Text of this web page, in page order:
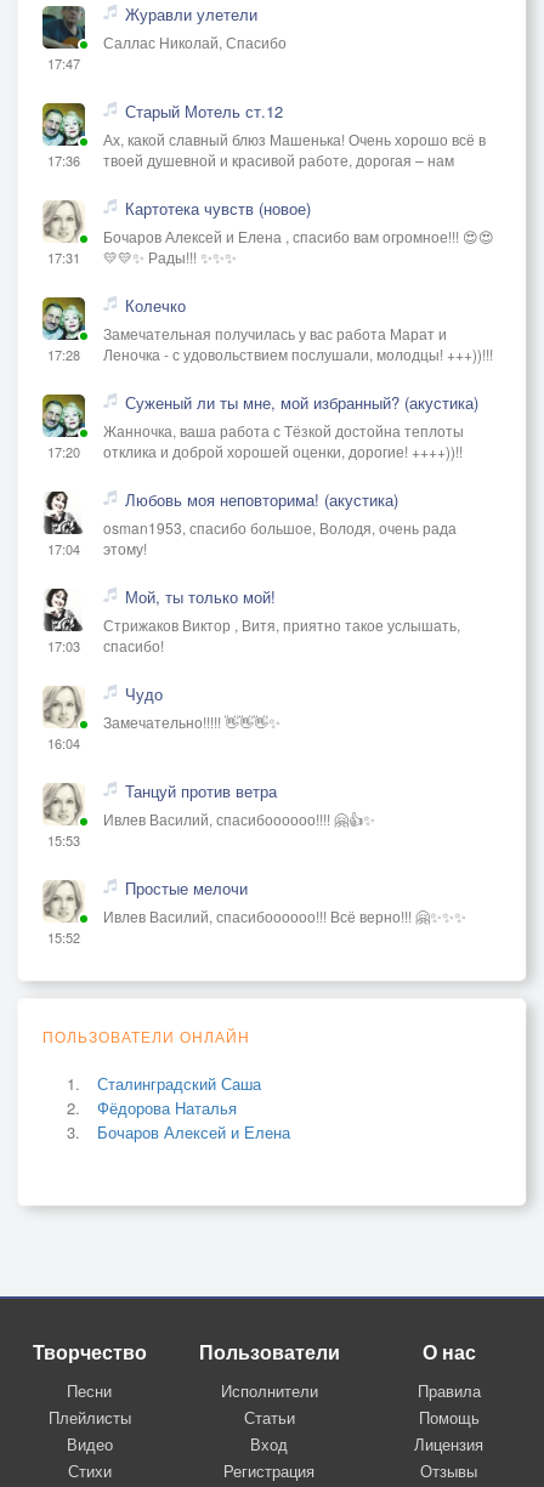
17:47
Журавли улетели
Саллас Николай, Спасибо
17:36
Старый Мотель ст.12
Ах, какой славный блюз Машенька! Очень хорошо всё в
твоей душевной и красивой работе, дорогая – нам
17:31
Картотека чувств (новое)
Бочаров Алексей и Елена , спасибо вам огромное!!! 😍😍
💛💛✨ Рады!!! ✨✨✨
17:28
Колечко
Замечательная получилась у вас работа Марат и
Леночка - с удовольствием послушали, молодцы! +++))!!!
17:20
Суженый ли ты мне, мой избранный? (акустика)
Жанночка, ваша работа с Тёзкой достойна теплоты
отклика и доброй хорошей оценки, дорогие! ++++))!!
17:04
Любовь моя неповторима! (акустика)
osman1953, спасибо большое, Володя, очень рада
этому!
17:03
Мой, ты только мой!
Стрижаков Виктор , Витя, приятно такое услышать,
спасибо!
16:04
Чудо
Замечательно!!!!! 👋👋👋✨
15:53
Танцуй против ветра
Ивлев Василий, спасибоооооо!!!! 🤗👍✨
15:52
Простые мелочи
Ивлев Василий, спасибоооооо!!! Всё верно!!! 🤗✨✨✨
ПОЛЬЗОВАТЕЛИ ОНЛАЙН
Сталинградский Саша
Фёдорова Наталья
Бочаров Алексей и Елена
Творчество
Песни
Плейлисты
Видео
Стихи
Пользователи
Исполнители
Статьи
Вход
Регистрация
О нас
Правила
Помощь
Лицензия
Отзывы